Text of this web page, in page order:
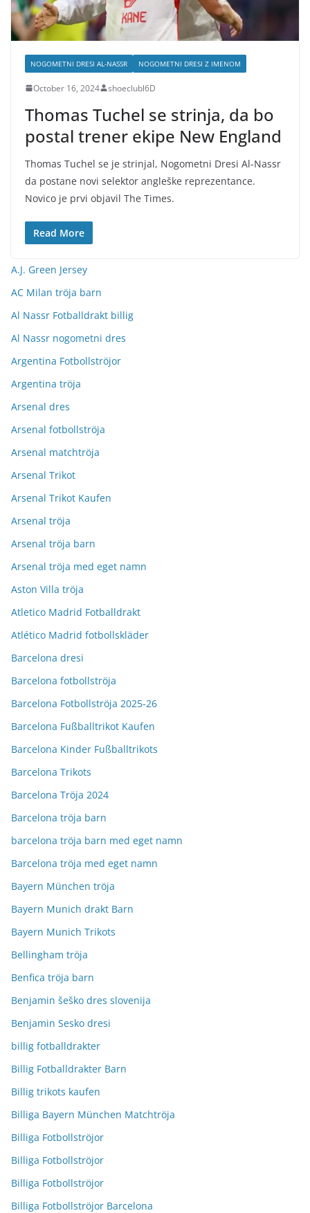
NOGOMETNI DRESI AL-NASSR NOGOMETNI DRESI Z IMENOM
October 16, 2024 shoeclubl6D
Thomas Tuchel se strinja, da bo
postal trener ekipe New England
Thomas Tuchel se je strinjal, Nogometni Dresi Al-Nassr
da postane novi selektor angleške reprezentance.
Novico je prvi objavil The Times.
Read More
A.J. Green Jersey
AC Milan tröja barn
Al Nassr Fotballdrakt billig
Al Nassr nogometni dres
Argentina Fotbollströjor
Argentina tröja
Arsenal dres
Arsenal fotbollströja
Arsenal matchtröja
Arsenal Trikot
Arsenal Trikot Kaufen
Arsenal tröja
Arsenal tröja barn
Arsenal tröja med eget namn
Aston Villa tröja
Atletico Madrid Fotballdrakt
Atlético Madrid fotbollskläder
Barcelona dresi
Barcelona fotbollströja
Barcelona Fotbollströja 2025-26
Barcelona Fußballtrikot Kaufen
Barcelona Kinder Fußballtrikots
Barcelona Trikots
Barcelona Tröja 2024
Barcelona tröja barn
barcelona tröja barn med eget namn
Barcelona tröja med eget namn
Bayern München tröja
Bayern Munich drakt Barn
Bayern Munich Trikots
Bellingham tröja
Benfica tröja barn
Benjamin šeško dres slovenija
Benjamin Sesko dresi
billig fotballdrakter
Billig Fotballdrakter Barn
Billig trikots kaufen
Billiga Bayern München Matchtröja
Billiga Fotbollströjor
Billiga Fotbollströjor
Billiga Fotbollströjor
Billiga Fotbollströjor Barcelona